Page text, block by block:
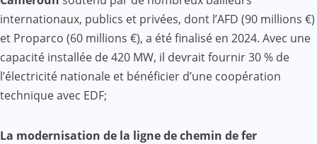
internationaux, publics et privées, dont l’AFD (90 millions €)
et Proparco (60 millions €), a été finalisé en 2024. Avec une
capacité installée de 420 MW, il devrait fournir 30 % de
l’électricité nationale et bénéficier d’une coopération
technique avec EDF;
La modernisation de la ligne de chemin de fer